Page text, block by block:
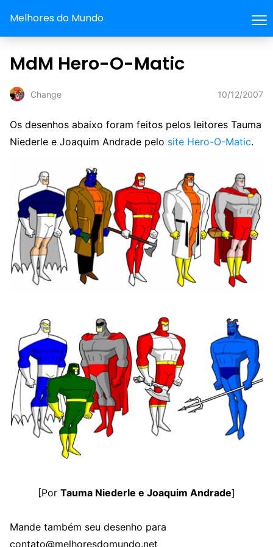
Melhores do Mundo
MdM Hero-O-Matic
Change 10/12/2007
Os desenhos abaixo foram feitos pelos leitores Tauma
Niederle e Joaquim Andrade pelo site Hero-O-Matic.
[Por Tauma Niederle e Joaquim Andrade]
Mande também seu desenho para
contato@melhoresdomundo.net